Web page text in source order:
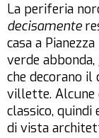
La periferia
decisamente
casa a
verde
che decorano
villette. Alcune
classico,
di vista